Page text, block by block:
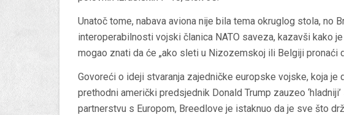
Unatoč tome, nabava aviona nije bila tema okruglog stola, no
interoperabilnosti vojski članica NATO saveza, kazavši kako
mogao znati da će „ako sleti u Nizozemskoj ili Belgiji pronaći
Govoreći o ideji stvaranja zajedničke europske vojske, koja je
prethodni američki predsjednik Donald Trump zauzeo
partnerstvu s Europom, Breedlove je istaknuo da je sve što